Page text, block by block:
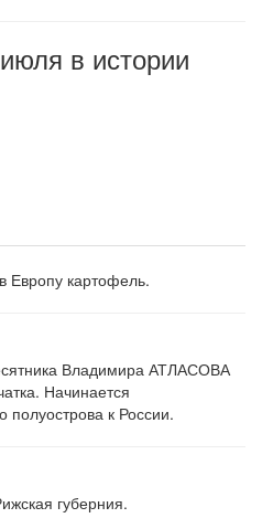
в истории
картофель.
Владимира АТЛАСОВА
Начинается
к России.
губерния.